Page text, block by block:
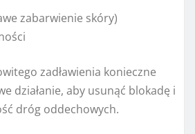
zabarwienie skóry)
zadławienia konieczne
działanie, aby usunąć blokadę i
dróg oddechowych.